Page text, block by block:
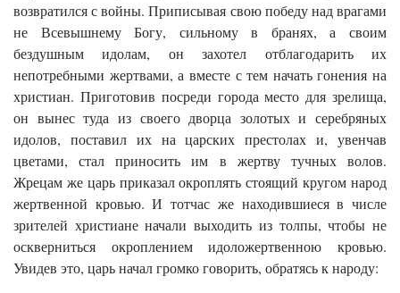
возвратился с войны. Приписывая свою победу над врагами
не Всевышнему Богу, сильному в бранях, а своим
бездушным идолам, он захотел отблагодарить их
непотребными жертвами, а вместе с тем начать гонения на
христиан. Приготовив посреди города место для зрелища,
он вынес туда из своего дворца золотых и серебряных
идолов, поставил их на царских престолах и, увенчав
цветами, стал приносить им в жертву тучных волов.
Жрецам же царь приказал окроплять стоящий кругом народ
жертвенной кровью. И тотчас же находившиеся в числе
зрителей христиане начали выходить из толпы, чтобы не
оскверниться окроплением идоложертвенною кровью.
Увидев это, царь начал громко говорить, обратясь к народу: